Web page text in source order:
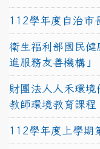
112學年度自治市
衛生福利部國民健
進服務友善機構」
財團法人人禾環
教師環境教育課程
112學年度上學